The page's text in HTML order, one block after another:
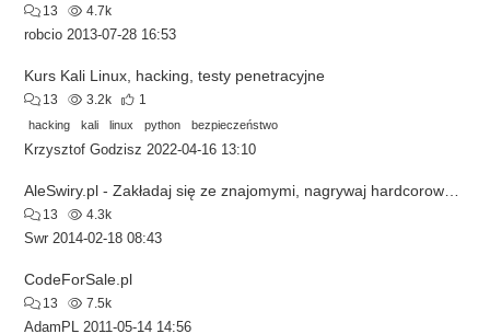
13 4.7k
robcio 2013-07-28 16:53
Kurs Kali Linux, hacking, testy penetracyjne
13 3.2k
1
hacking
kali linux python bezpieczeństwo
Krzysztof Godzisz 2022-04-16 13:10
13 4.3k
Swr 2014-02-18 08:43
CodeForSale.pl
13 7.5k
AdamPL 2011-05-14 14:56